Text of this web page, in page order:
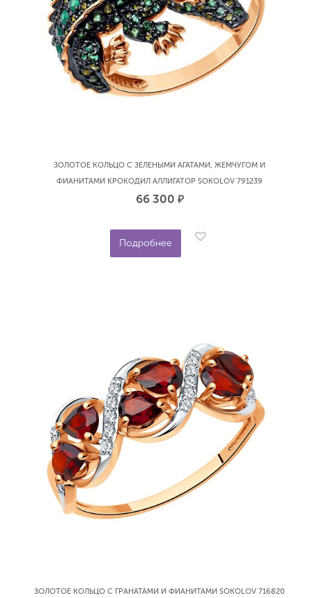
ЗОЛОТОЕ КОЛЬЦО С ЗЕЛЕНЫМИ АГАТАМИ, ЖЕМЧУГОМ И
ФИАНИТАМИ КРОКОДИЛ АЛЛИГАТОР SOKOLOV 791239
66 300 р.
Подробнее
ЗОЛОТОЕ КОЛЬЦО С ГРАНАТАМИ И ФИАНИТАМИ SOKOLOV 716820